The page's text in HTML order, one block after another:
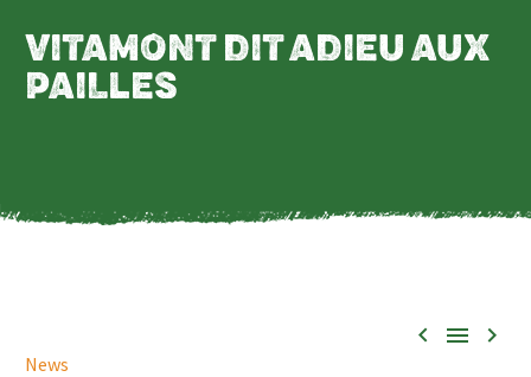
Fine Grocery
VITAMONT DIT ADIEU AUX
PAILLES
  
News